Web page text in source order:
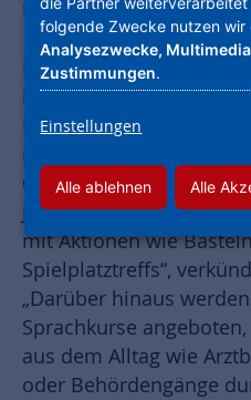
Unternehmensgruppe
| Wohnstadt (NHW),
MAINHÖHE sowie den
im gleichnamigen
MAINHÖHE dient als
mit breitem Angebot für
Quartiersbewohner.
Jugendliche erhalten
mit Aktionen wie
Spielplatztreffs“,
„Darüber hinaus
Sprachkurse
aus dem Alltag wie
oder Behördengänge
folgende Zwecke nutzen wir
Analysezwecke,
Zustimmungen.
Einstellungen
Alle ablehnen Alle